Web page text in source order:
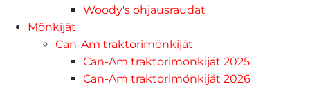
Woody's ohjausraudat
Mönkijät
Can-Am traktorimönkijät
Can-Am traktorimönkijät 2025
Can-Am traktorimönkijät 2026